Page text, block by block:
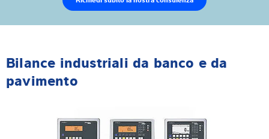
Bilance industriali da banco e da
pavimento